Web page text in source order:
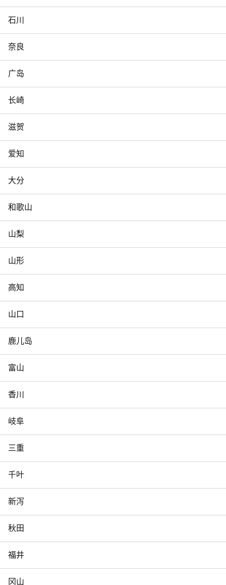
石川
奈良
广岛
长崎
滋贺
爱知
大分
和歌山
山梨
山形
高知
山口
鹿儿岛
富山
香川
岐阜
三重
千叶
新泻
秋田
福井
冈山